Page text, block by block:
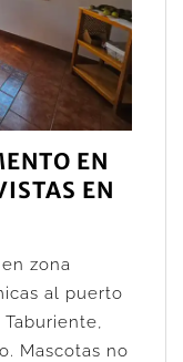
EN
EN
zona
al puerto
Mascotas no